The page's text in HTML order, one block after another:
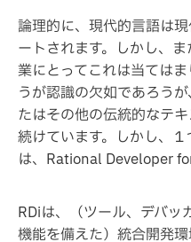
論理的に、現代的言語は
ートされます。しかし、
業にとってこれは当ては
うが認識の欠如であろう
たはその他の伝統的なテ
続けています。しかし、
は、Rational Developer
RDiは、（ツール、デバッ
機能を備えた）統合開発